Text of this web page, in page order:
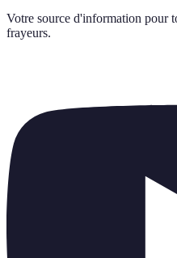
Votre source d'information pour
frayeurs.